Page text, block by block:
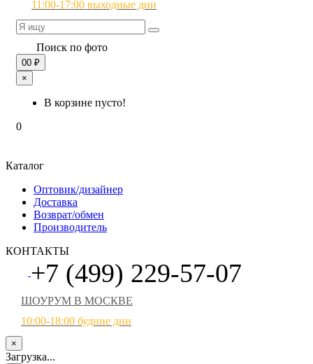
11:00-17:00 выходные дни
Поиск по фото
00 ₽
×
В корзине пусто!
0
Каталог
Оптовик/дизайнер
Доставка
Возврат/обмен
Производитель
КОНТАКТЫ
+7 (499) 229-57-07
ШОУРУМ В МОСКВЕ
10:00-18:00 будние дни
×
Загрузка...